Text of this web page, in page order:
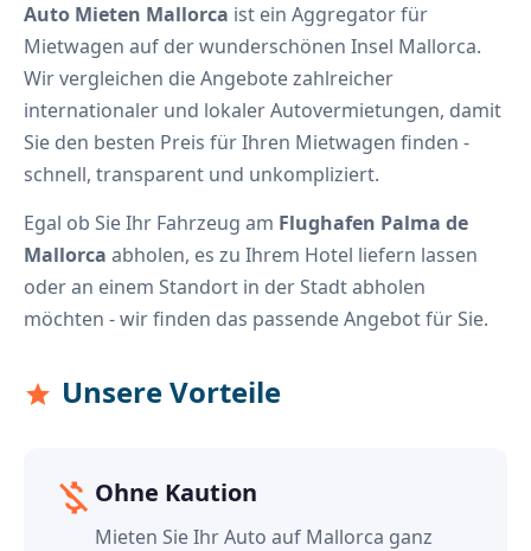
Auto Mieten Mallorca ist ein Aggregator für
Mietwagen auf der wunderschönen Insel Mallorca.
Wir vergleichen die Angebote zahlreicher
internationaler und lokaler Autovermietungen, damit
Sie den besten Preis für Ihren Mietwagen finden -
schnell, transparent und unkompliziert.
Egal ob Sie Ihr Fahrzeug am Flughafen Palma de
Mallorca abholen, es zu Ihrem Hotel liefern lassen
oder an einem Standort in der Stadt abholen
möchten - wir finden das passende Angebot für Sie.
star Unsere Vorteile
money_off Ohne Kaution
Mieten Sie Ihr Auto auf Mallorca ganz